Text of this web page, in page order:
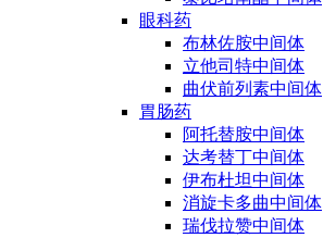
眼科药
布林佐胺中间体
立他司特中间体
曲伏前列素中间体
胃肠药
阿托替胺中间体
达考替丁中间体
伊布杜坦中间体
消旋卡多曲中间体
瑞伐拉赞中间体